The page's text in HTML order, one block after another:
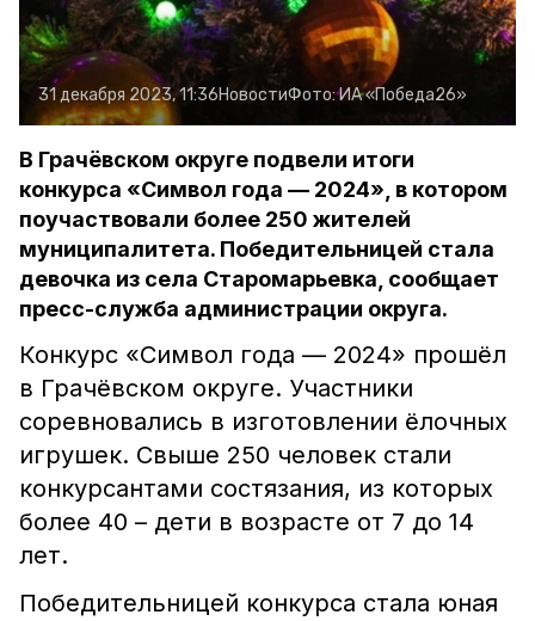
31 декабря 2023, 11:36НовостиФото:ИА «Победа26»
В Грачёвском округе подвели итоги
конкурса «Символ года — 2024», в котором
поучаствовали более 250 жителей
муниципалитета. Победительницей стала
девочка из села Старомарьевка, сообщает
пресс-служба администрации округа.
Конкурс «Символ года — 2024» прошёл
в Грачёвском округе. Участники
соревновались в изготовлении ёлочных
игрушек. Свыше 250 человек стали
конкурсантами состязания, из которых
более 40 – дети в возрасте от 7 до 14
лет.
Победительницей конкурса стала юная